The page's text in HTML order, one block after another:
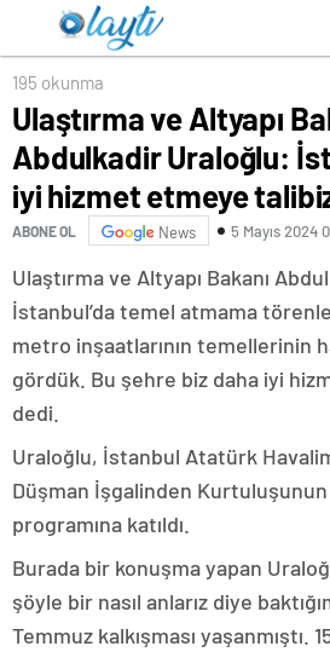
talibiz
195 okunma
Ulaştırma ve Altyapı
Abdulkadir Uraloğlu:
iyi hizmet etmeye
ABONE OL News 5 Mayıs 2024
Ulaştırma ve Altyapı Bakanı
İstanbul’da temel atmama
metro inşaatlarının temellerinin
gördük. Bu şehre biz daha iyi
dedi.
Uraloğlu, İstanbul Atatürk
Düşman İşgalinden Kurtuluşunun
programına katıldı.
Burada bir konuşma yapan
şöyle bir nasıl anlarız diye
Temmuz kalkışması yaşanmıştı.